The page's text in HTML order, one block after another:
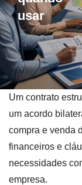
usar
Um contrato
um acordo
compra e venda
financeiros e
necessidades
empresa.